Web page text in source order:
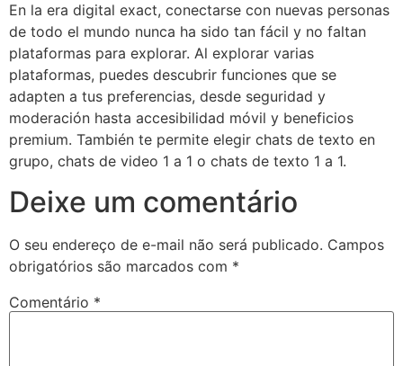
En la era digital exact, conectarse con nuevas personas
de todo el mundo nunca ha sido tan fácil y no faltan
plataformas para explorar. Al explorar varias
plataformas, puedes descubrir funciones que se
adapten a tus preferencias, desde seguridad y
moderación hasta accesibilidad móvil y beneficios
premium. También te permite elegir chats de texto en
grupo, chats de video 1 a 1 o chats de texto 1 a 1.
Deixe um comentário
O seu endereço de e-mail não será publicado. Campos
obrigatórios são marcados com *
Comentário *